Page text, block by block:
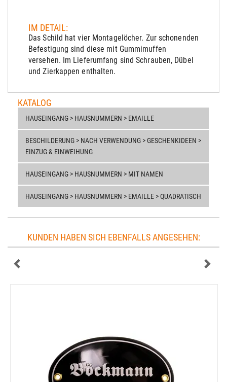
IM DETAIL:
Das Schild hat vier Montagelöcher. Zur schonenden
Befestigung sind diese mit Gummimuffen
versehen. Im Lieferumfang sind Schrauben, Dübel
und Zierkappen enthalten.
KATALOG
HAUSEINGANG > HAUSNUMMERN > EMAILLE
BESCHILDERUNG > NACH VERWENDUNG > GESCHENKIDEEN >
EINZUG & EINWEIHUNG
HAUSEINGANG > HAUSNUMMERN > MIT NAMEN
HAUSEINGANG > HAUSNUMMERN > EMAILLE > QUADRATISCH
KUNDEN HABEN SICH EBENFALLS ANGESEHEN: